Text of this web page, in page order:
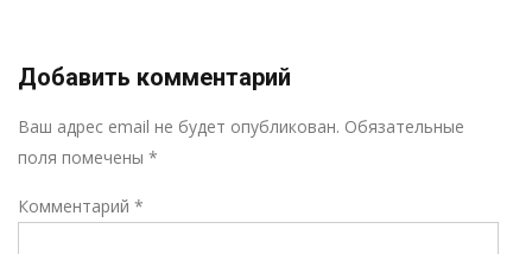
Добавить комментарий
Ваш адрес email не будет опубликован. Обязательные
поля помечены *
Комментарий *